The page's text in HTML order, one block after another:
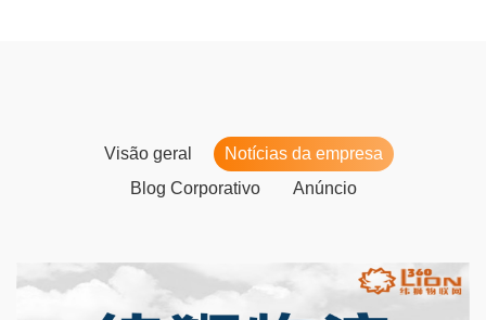
Visão geral
Notícias da empresa
Blog Corporativo
Anúncio